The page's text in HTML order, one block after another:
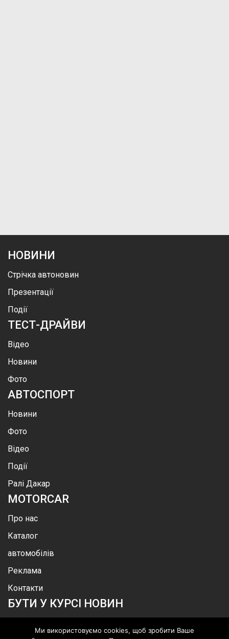
НОВИНИ
Стрічка автоновин
Презентації
Події
ТЕСТ-ДРАЙВИ
Відео
Новини
Фото
АВТОСПОРТ
Новини
Фото
Відео
Події
Ралі Дакар
MOTORCAR
Про нас
Каталог
автомобілів
Реклама
Контакти
БУТИ У КУРСІ НОВИН
Ми використовуємо cookies, щоб зробити Ваше